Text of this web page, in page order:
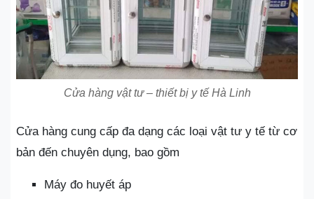
Cửa hàng vật tư – thiết bị y tế Hà Linh
Cửa hàng cung cấp đa dạng các loại vật tư y tế từ cơ
bản đến chuyên dụng, bao gồm
Máy đo huyết áp